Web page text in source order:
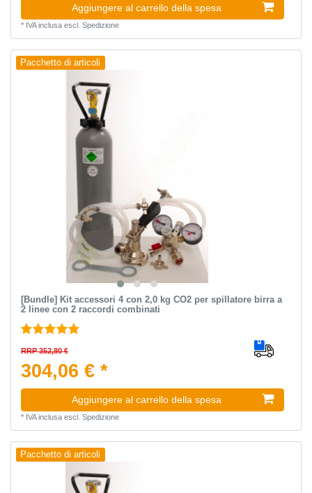
Aggiungere al carrello della spesa
* IVA inclusaescl. Spedizione
Pacchetto di articoli
[Bundle] Kit accessori 4 con 2,0 kg CO2 per spillatore birra a
2 linee con 2 raccordi combinati
RRP 352,80 €
304,06 € *
Aggiungere al carrello della spesa
* IVA inclusaescl. Spedizione
Pacchetto di articoli